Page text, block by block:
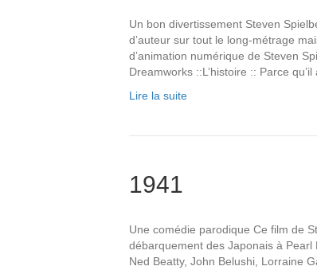
Un bon divertissement Steven
d’auteur sur tout le long-métrage
d’animation numérique de Steven
Dreamworks ::L’histoire :: Parce
Lire la suite
1941
Une comédie parodique Ce film de
débarquement des Japonais à Pearl
Ned Beatty, John Belushi, Lorraine